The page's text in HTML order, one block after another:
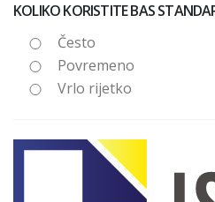
KOLIKO KORISTITE BAS
Često
Povremeno
Vrlo rijetko